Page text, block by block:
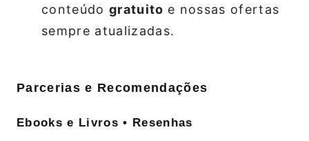
conteúdo gratuito e nossas ofertas
sempre atualizadas.
Parcerias e Recomendações
Ebooks e Livros • Resenhas